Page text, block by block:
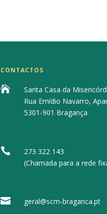
CONTACTOS

Santa Casa da
Rua Emídio Navarro,
5301-901 Bragança

273 322 143
(Chamada para a rede
 geral@scm-braganca.pt